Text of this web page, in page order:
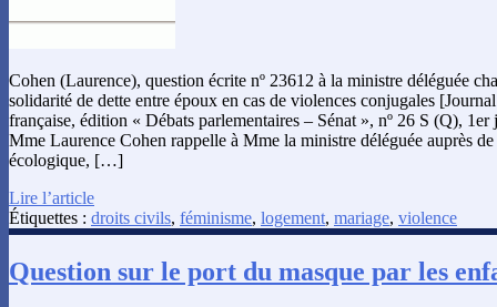
Cohen (Laurence), question écrite nº 23612 à la ministre déléguée
solidarité de dette entre époux en cas de violences conjugales
française, édition « Débats parlementaires – Sénat », nº 26 S (Q),
Mme Laurence Cohen rappelle à Mme la ministre déléguée auprès
écologique, […]
Lire l’article
Étiquettes : droits civils, féminisme, logement, mariage, violence
Question sur le port du masque par les